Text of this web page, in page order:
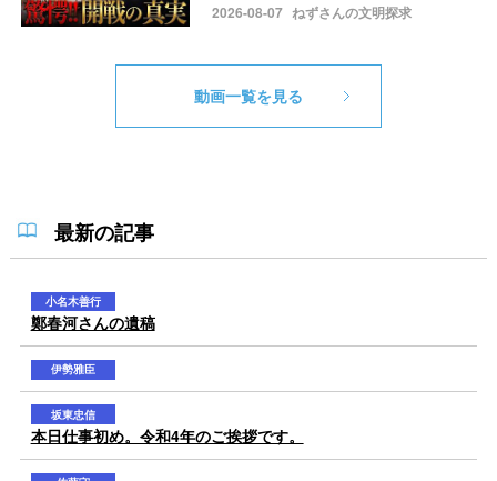
2026-08-07 ねずさんの文明探求
動画一覧を見る
最新の記事